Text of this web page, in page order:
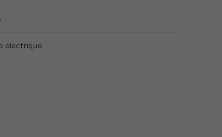
electrique